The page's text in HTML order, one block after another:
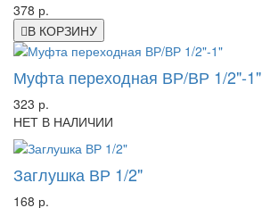
378 р.
В КОРЗИНУ
Муфта переходная ВР/ВР 1/2"-1"
323 р.
НЕТ В НАЛИЧИИ
Заглушка ВР 1/2"
168 р.